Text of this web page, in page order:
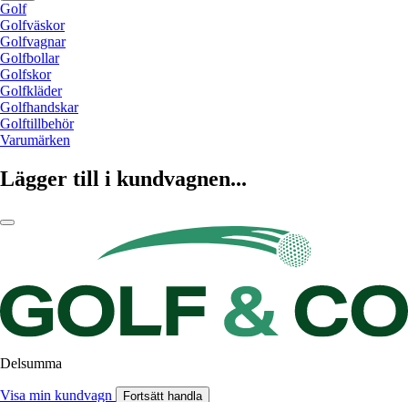
Golf
Golfväskor
Golfvagnar
Golfbollar
Golfskor
Golfkläder
Golfhandskar
Golftillbehör
Varumärken
Lägger till i kundvagnen...
Delsumma
Visa min kundvagn Fortsätt handla